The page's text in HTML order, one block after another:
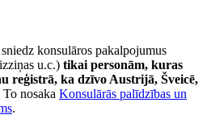
konsulāros pakalpojumus
u.c.) tikai personām, kuras
reģistrā, ka dzīvo Austrijā, Šveicē,
To nosaka Konsulārās palīdzības un
.